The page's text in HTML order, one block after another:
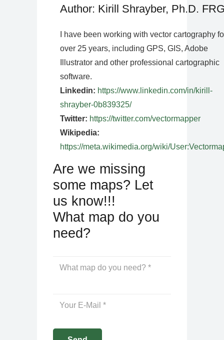
Author: Kirill Shrayber, Ph.D.
I have been working with vector cartography
over 25 years, including GPS, GIS, Adobe
Illustrator and other professional cartographic
software.
Linkedin: https://www.linkedin.com/in/kirill-
shrayber-0b839325/
Twitter: https://twitter.com/vectormapper
Wikipedia:
https://meta.wikimedia.org/wiki/
Are we missing
some maps? Let
us know!!!
What map do you
need?